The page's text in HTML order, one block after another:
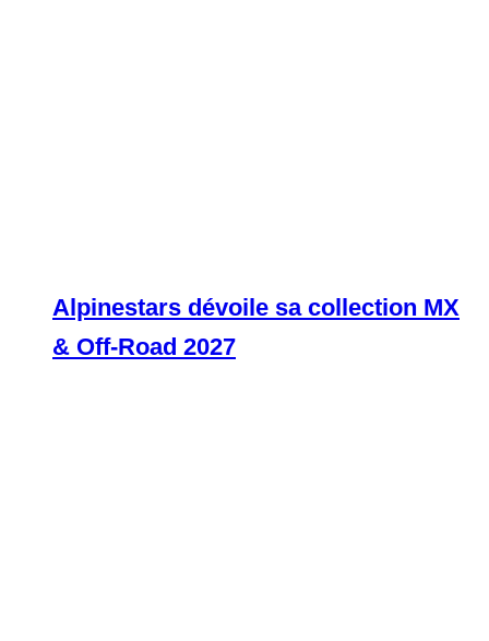
Alpinestars dévoile sa collection MX
& Off-Road 2027